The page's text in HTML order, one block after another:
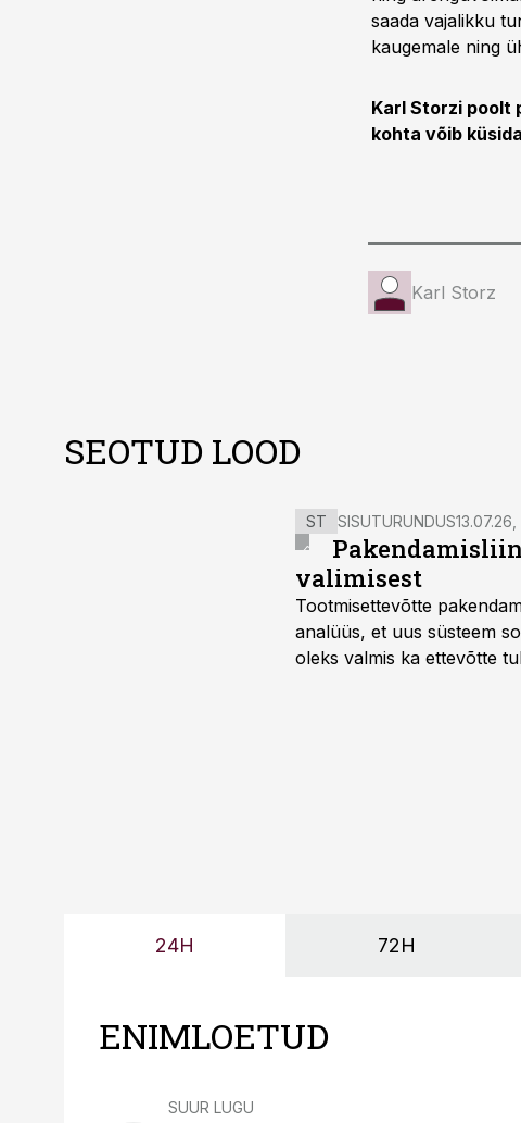
saada vajalikku
kaugemale ning
Karl Storzi poolt
kohta võib küsida
Karl Storz
SEOTUD LOOD
ST SISUTURUNDUS13.07.26,
valimisest
Tootmisettevõtte
analüüs, et uus süsteem
oleks valmis ka ettevõtte
24H 72H
ENIMLOETUD
SUUR LUGU